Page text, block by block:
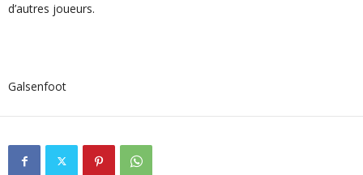
d’autres joueurs.
Galsenfoot